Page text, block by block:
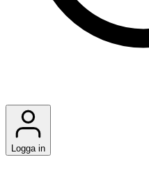
Logga in